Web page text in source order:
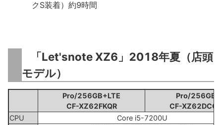
クS装着）約9時間
「Let'snote XZ6」2018年夏（店頭
モデル）
Pro/256GB+LTE
CF-XZ62FKQR
Pro/256GB
CF-XZ62DCQR
CPU
Core i5-7200U